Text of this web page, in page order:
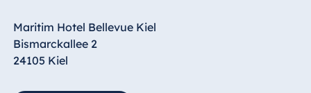
Maritim Hotel Bellevue Kiel
Bismarckallee 2
24105 Kiel